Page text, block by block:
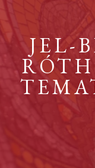
JEL-